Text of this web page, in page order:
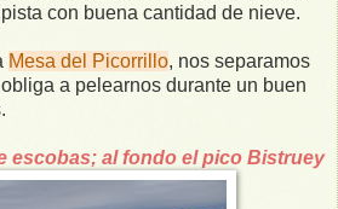
con buena cantidad de nieve.
Mesa del Picorrillo, nos separamos
a pelearnos durante un buen
escobas; al fondo el pico Bistruey